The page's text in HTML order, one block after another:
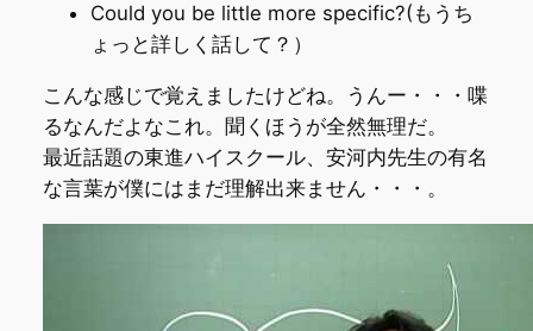
Could you be little more specific?(もうち
ょっと詳しく話して？）
こんな感じで覚えましたけどね。うんー・・・喋
るなんだよなこれ。聞くほうが全然無理だ。
最近話題の東進ハイスクール、安河内先生の有名
な言葉が僕にはまだ理解出来ません・・・。